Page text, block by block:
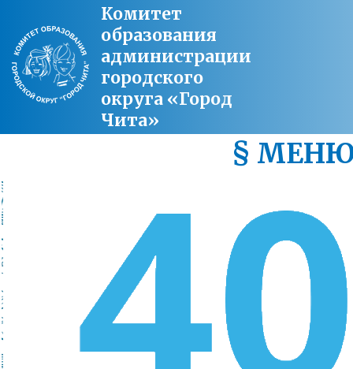
Комитет
образования
администрации
городского
округа «Город
Чита»
§